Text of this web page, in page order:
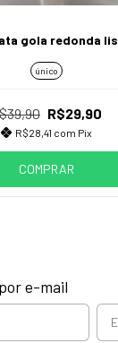
gola redonda
único
R$29,90
R$28,41 com Pix
COMPRAR
e-mail